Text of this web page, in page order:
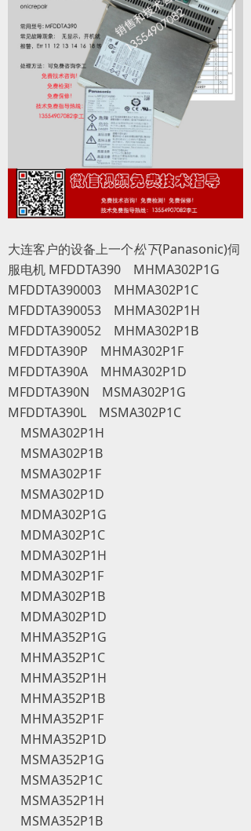
大连客户的设备上一个‌松下(Panasonic)伺
服电机 MFDDTA390 MHMA302P1G
MFDDTA390003 MHMA302P1C
MFDDTA390053 MHMA302P1H
MFDDTA390052 MHMA302P1B
MFDDTA390P MHMA302P1F
MFDDTA390A MHMA302P1D
MFDDTA390N MSMA302P1G
MFDDTA390L MSMA302P1C
MSMA302P1H
MSMA302P1B
MSMA302P1F
MSMA302P1D
MDMA302P1G
MDMA302P1C
MDMA302P1H
MDMA302P1F
MDMA302P1B
MDMA302P1D
MHMA352P1G
MHMA352P1C
MHMA352P1H
MHMA352P1B
MHMA352P1F
MHMA352P1D
MSMA352P1G
MSMA352P1C
MSMA352P1H
MSMA352P1B